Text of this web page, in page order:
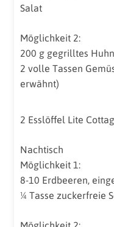
Salat
Möglichkeit 2:
200 g gegrilltes Huhn
2 volle Tassen
erwähnt)
2 Esslöffel Lite
Nachtisch
Möglichkeit 1:
8-10 Erdbeeren,
¼ Tasse zuckerfreie